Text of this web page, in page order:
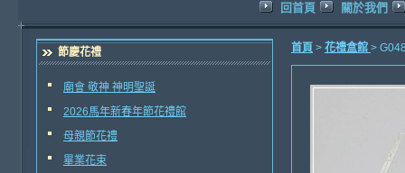
回首頁 關於我們
節慶花禮
廟會 敬神 神明聖誕
2026馬年新春年節花禮館
母親節花禮
畢業花束
首頁 > 花禮盒館 >